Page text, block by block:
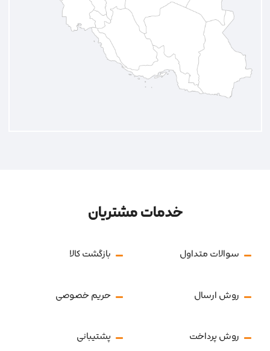
خدمات مشتریان
سوالات متداول بازگشت کالا
روش ارسال حریم خصوصی
روش پرداخت پشتیبانی